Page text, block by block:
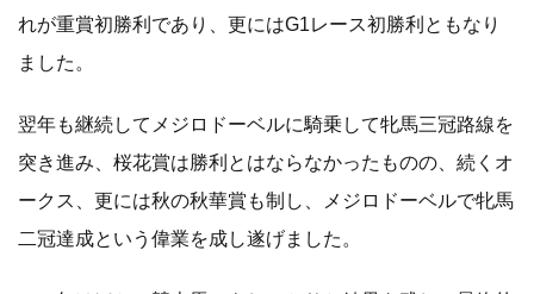
れが重賞初勝利であり、更にはG1レース初勝利ともなり
ました。
翌年も継続してメジロドーベルに騎乗して牝馬三冠路線を
突き進み、桜花賞は勝利とはならなかったものの、続くオ
ークス、更には秋の秋華賞も制し、メジロドーベルで牝馬
二冠達成という偉業を成し遂げました。